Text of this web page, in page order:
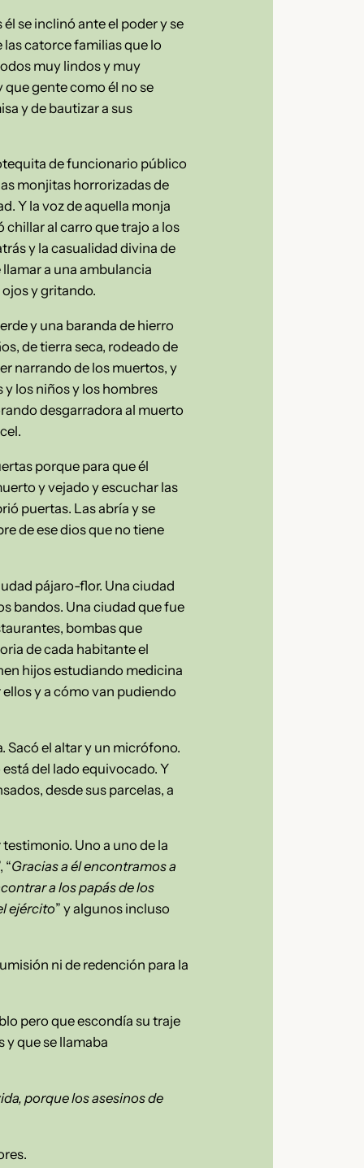
se inclinó ante el poder y se
catorce familias que lo
muy lindos y muy
que gente como él no se
y de bautizar a sus
de funcionario público
monjitas horrorizadas de
Y la voz de aquella monja
chillar al carro que trajo a los
y la casualidad divina de
a una ambulancia
y gritando.
y una baranda de hierro
de tierra seca, rodeado de
narrando de los muertos, y
y los niños y los hombres
desgarradora al muerto
porque para que él
y vejado y escuchar las
puertas. Las abría y se
de ese dios que no tiene
pájaro-flor. Una ciudad
bandos. Una ciudad que fue
bombas que
de cada habitante el
hijos estudiando medicina
y a cómo van pudiendo
Sacó el altar y un micrófono.
del lado equivocado. Y
desde sus parcelas, a
Uno a uno de la
“Gracias a él encontramos a
a los papás de los
ejército” y algunos incluso
ni de redención para la
pero que escondía su traje
que se llamaba
porque los asesinos de